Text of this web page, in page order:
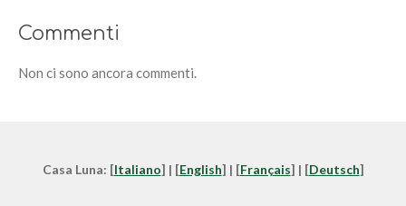
Commenti
Non ci sono ancora commenti.
Casa Luna: [Italiano] | [English] | [Français] | [Deutsch]